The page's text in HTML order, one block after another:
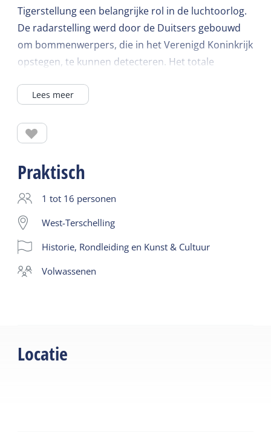
Tigerstellung een belangrijke rol in de luchtoorlog.
De radarstelling werd door de Duitsers gebouwd
om bommenwerpers, die in het Verenigd Koninkrijk
opstegen, te kunnen detecteren. Het totale
bestaat uit 100 bunkers waarin gedurende de
werkten. Tijdens de rondleiding bezoek je een
aantal historisch ingerichte bunkers en vertelt de
gids uitgebreid over het bunkercomplex en
Terschelling tijdens WOII. De excursie eindigt in het
bezoekerscentrum. Daar complementeren foto's,
teksten en film het verhaal van de gids. Ontdek de
geschiedenis van de bunkers op Terschelling
De duur van de excursie is 2 uur en is
Nederlandstalig. Een Duitstalige excursie en
Lees meer
Praktisch
1 tot 16 personen
West-Terschelling
Historie, Rondleiding en Kunst & Cultuur
volwassenen
Locatie